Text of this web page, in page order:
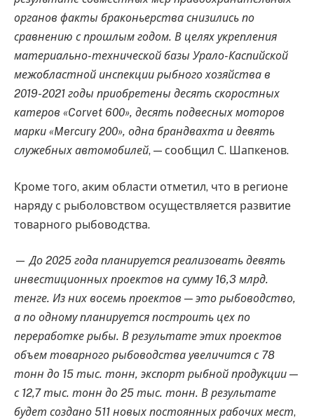
органов факты браконьерства снизились по
сравнению с прошлым годом. В целях укрепления
материально-технической базы Урало-Каспийской
межобластной инспекции рыбного хозяйства в
2019-2021 годы приобретены десять скоростных
катеров «Corvet 600», десять подвесных моторов
марки «Mercury 200», одна брандвахта и девять
служебных автомобилей, — сообщил С. Шапкенов.
Кроме того, аким области отметил, что в регионе
наряду с рыболовством осуществляется развитие
товарного рыбоводства.
—До 2025 года планируется реализовать девять
инвестиционных проектов на сумму 16,3 млрд.
тенге. Из них восемь проектов — это рыбоводство,
а по одному планируется построить цех по
переработке рыбы. В результате этих проектов
объем товарного рыбоводства увеличится с 78
тонн до 15 тыс. тонн, экспорт рыбной продукции —
с 12,7 тыс. тонн до 25 тыс. тонн. В результате
будет создано 511 новых постоянных рабочих мест,